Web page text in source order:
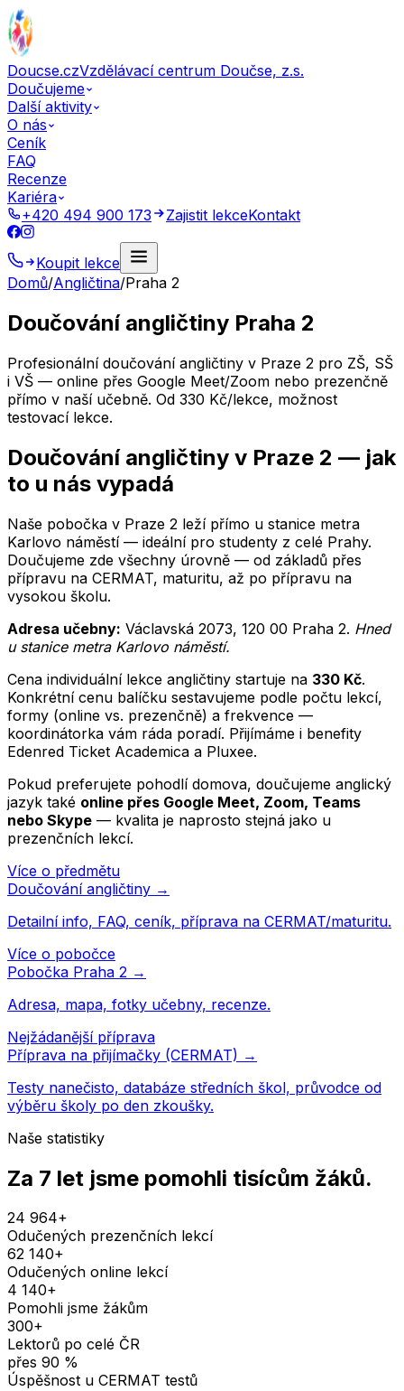
Doucse.czVzdělávací centrum Doučse, z.s.
Doučujeme
Další aktivity
O nás
Ceník
FAQ
Recenze
Kariéra
+420 494 900 173
Zajistit lekceKontakt
Koupit lekce
Domů/Angličtina/Praha 2
Doučování angličtiny Praha 2
Profesionální doučování angličtiny v Praze 2 pro ZŠ, SŠ
i VŠ — online přes Google Meet/Zoom nebo prezenčně
přímo v naší učebně. Od 330 Kč/lekce, možnost
testovací lekce.
Doučování angličtiny v Praze 2 — jak
to u nás vypadá
Naše pobočka v Praze 2 leží přímo u stanice metra
Karlovo náměstí — ideální pro studenty z celé Prahy.
Doučujeme zde všechny úrovně — od základů přes
přípravu na CERMAT, maturitu, až po přípravu na
vysokou školu.
Adresa učebny: Václavská 2073, 120 00 Praha 2. Hned
u stanice metra Karlovo náměstí.
Cena individuální lekce angličtiny startuje na 330 Kč.
Konkrétní cenu balíčku sestavujeme podle počtu lekcí,
formy (online vs. prezenčně) a frekvence —
koordinátorka vám ráda poradí. Přijímáme i benefity
Edenred Ticket Academica a Pluxee.
Pokud preferujete pohodlí domova, doučujeme anglický
jazyk také online přes Google Meet, Zoom, Teams
nebo Skype — kvalita je naprosto stejná jako u
prezenčních lekcí.
Více o předmětu
Doučování angličtiny →
Detailní info, FAQ, ceník, příprava na CERMAT/maturitu.
Více o pobočce
Pobočka Praha 2 →
Adresa, mapa, fotky učebny, recenze.
Nejžádanější příprava
Příprava na přijímačky (CERMAT) →
Testy nanečisto, databáze středních škol, průvodce od
výběru školy po den zkoušky.
Naše statistiky
Za 7 let jsme pomohli tisícům žáků.
24 964+
Odučených prezenčních lekcí
62 140+
Odučených online lekcí
4 140+
Pomohli jsme žákům
300+
Lektorů po celé ČR
přes 90 %
Úspěšnost u CERMAT testů